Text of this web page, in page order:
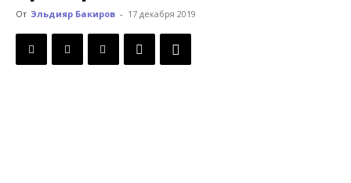
Новости
От Эльдияр Бакиров - 17 декабря 2019